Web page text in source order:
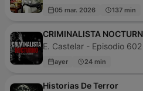
05 mar. 2026 137 min
CRIMINALISTA
E. Castelar - Episodio 602
ayer 24 min
Historias De Terror